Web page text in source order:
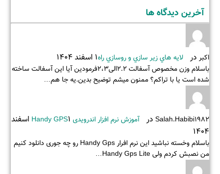
آخرین دیدگاه ها
اکبر در لايه هاي زير سازي و روسازي راه1 اسفند 1404
باسلام وزن مخصوص آسفالت 2.2الی2،3فرمودین آیا این آسفالت ساخته
شده است یا با تراکم؟ ممنون میشم توضیح بدین.یه جا هم…
Salah.habibi1982 در آموزش نرم افزار اندرویدی Handy GPS
1 اسفند
1404
باسلام وخسته نباشید این نرم افرار Handy Gps رو چه جوری دانلود کنیم
من نصبش کردم ولی Handy Gps Lite…